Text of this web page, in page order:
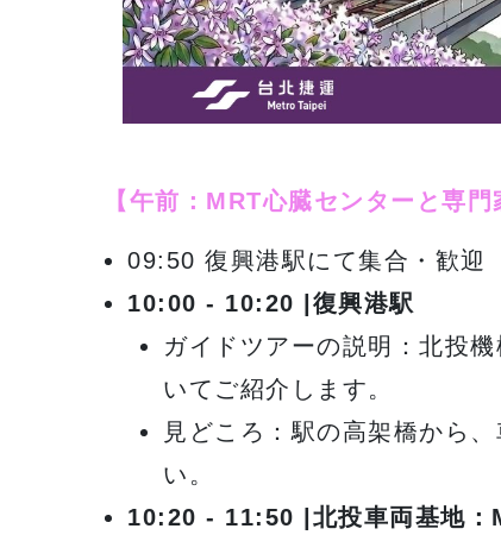
【午前：MRT心臓センターと専門
09:50 復興港駅にて集合・歓迎
10:00 - 10:20 | 復興港駅
ガイドツアーの説明：北投
いてご紹介します。
見どころ：駅の高架橋から
い。
10:20 - 11:50 | 北投車両基地：